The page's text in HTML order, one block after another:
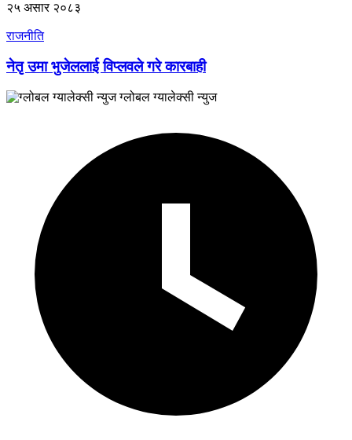
२५ असार २०८३
राजनीति
नेतृ उमा भुजेललाई विप्लवले गरे कारबाही
ग्लोबल ग्यालेक्सी न्युज